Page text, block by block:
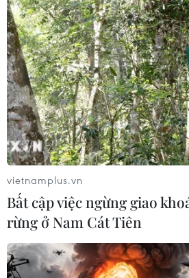
vietnamplus.vn
Bất cập việc ngừng giao
rừng ở Nam Cát Tiên